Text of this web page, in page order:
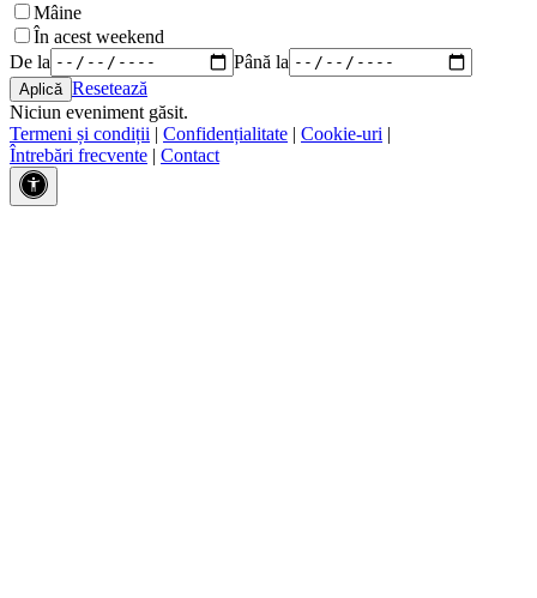
Mâine
În acest weekend
De la
Până la
Resetează
Niciun eveniment găsit.
Termeni și condiții | Confidențialitate | Cookie-uri |
Întrebări frecvente | Contact